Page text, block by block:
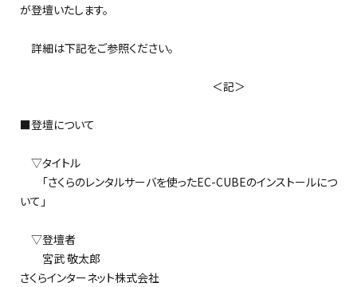
が登壇いたします。
詳細は下記をご参照ください。
＜記＞
■登壇について
▽タイトル
「さくらのレンタルサーバを使ったEC-CUBEのインストールにつ
いて」
▽登壇者
宮武 敬太郎
さくらインターネット株式会社